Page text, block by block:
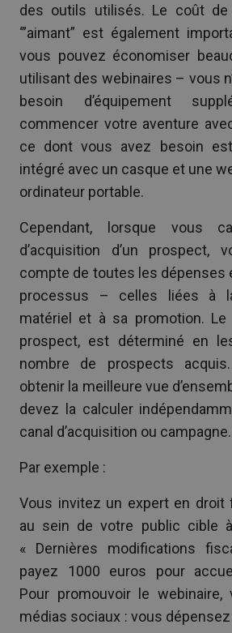
des outils utilisés. Le coût de
‘”aimant” est également
vous pouvez économiser
utilisant des webinaires – vous
besoin d’équipement
commencer votre aventure
ce dont vous avez besoin
intégré avec un casque et une
ordinateur portable.
Cependant, lorsque vous
d’acquisition d’un prospect,
compte de toutes les dépenses
processus – celles liées à
matériel et à sa promotion.
prospect, est déterminé en
nombre de prospects
obtenir la meilleure vue
devez la calculer
canal d’acquisition ou campagne.
Par exemple :
Vous invitez un expert en droit
au sein de votre public cible
« Dernières modifications
payez 1000 euros pour
Pour promouvoir le
médias sociaux : vous dépensez